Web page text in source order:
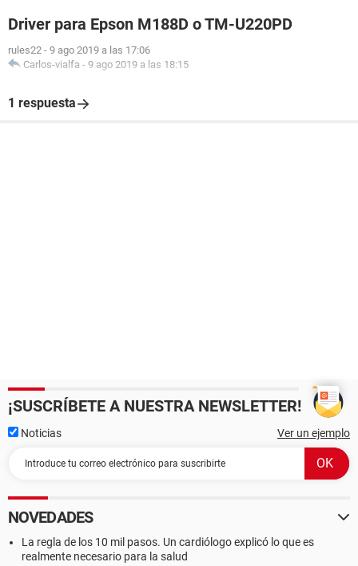
Driver para Epson M188D o TM-U220PD
rules22 - 9 ago 2019 a las 17:06
Carlos-vialfa - 9 ago 2019 a las 18:15
1 respuesta
¡SUSCRÍBETE A NUESTRA NEWSLETTER!
Noticias Ver un ejemplo
NOVEDADES
La regla de los 10 mil pasos. Un cardiólogo explicó lo que es
realmente necesario para la salud